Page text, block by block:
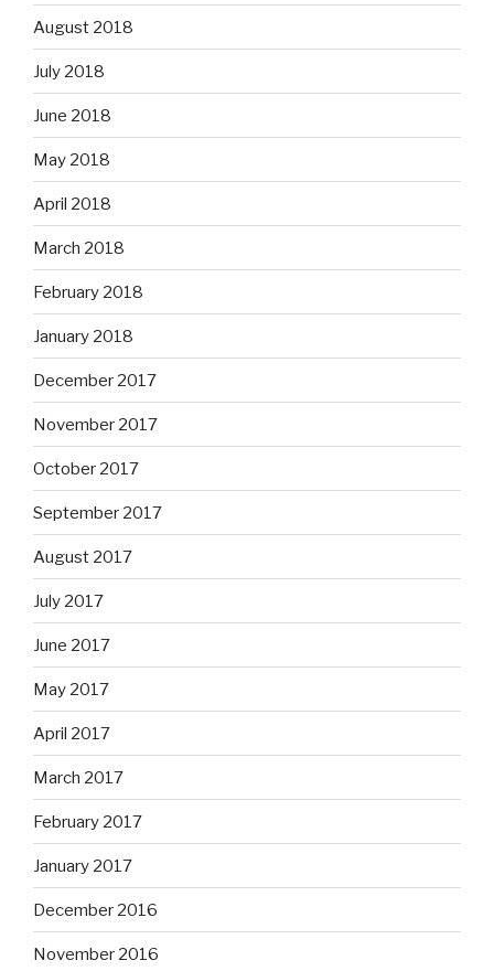
August 2018
July 2018
June 2018
May 2018
April 2018
March 2018
February 2018
January 2018
December 2017
November 2017
October 2017
September 2017
August 2017
July 2017
June 2017
May 2017
April 2017
March 2017
February 2017
January 2017
December 2016
November 2016